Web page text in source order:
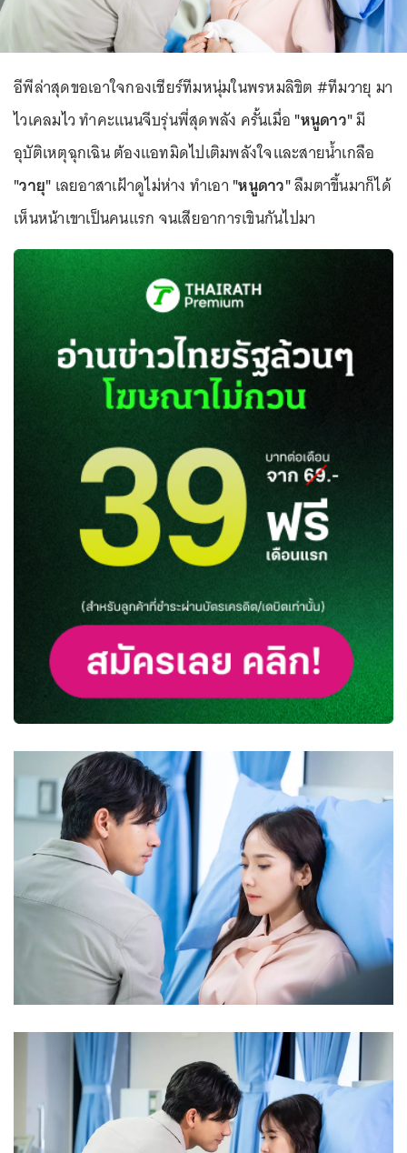
อีพีล่าสุดขอเอาใจกองเชียร์ทีมหนุ่มในพรหมลิขิต #ทีมวายุ มา
ไวเคลมไว ทำคะแนนจีบรุ่นพี่สุดพลัง ครั้นเมื่อ "หนูดาว"มี
อุบัติเหตุฉุกเฉิน ต้องแอทมิดไปเติมพลังใจและสายน้ำเกลือ
"วายุ" เลยอาสาเฝ้าดูไม่ห่าง ทำเอา "หนูดาว"ลืมตาขึ้นมาก็ได้
เห็นหน้าเขาเป็นคนแรก จนเสียอาการเขินกันไปมา